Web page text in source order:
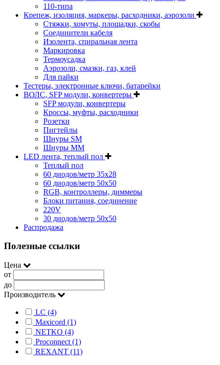
110-типа
Крепеж, изоляция, маркеры, расходники, аэрозоли
Стяжки, хомуты, площадки, скобы
Соединители кабеля
Изолента, спиральная лента
Маркировка
Термоусадка
Аэрозоли, смазки, газ, клей
Для пайки
Тестеры, электронные ключи, батарейки
ВОЛС, SFP модули, конвертеры
SFP модули, конвертеры
Кроссы, муфты, расходники
Розетки
Пигтейлы
Шнуры SM
Шнуры MM
LED лента, теплый пол
Теплый пол
60 диодов/метр 35x28
60 диодов/метр 50x50
RGB, контроллеры, диммеры
Блоки питания, соединение
220V
30 диодов/метр 50х50
Распродажа
Полезные ссылки
Цена
от
до
Производитель
LC (4)
Maxicord (1)
NETKO (4)
Proconnect (1)
REXANT (11)